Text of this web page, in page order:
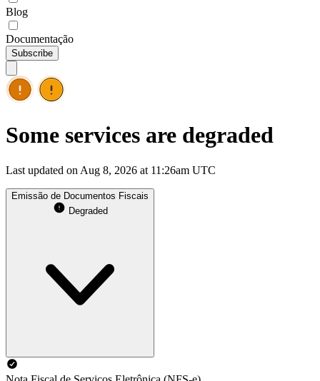
Blog
Documentação
Subscribe
Some services are degraded
Last updated on Aug 8, 2026 at 11:26am UTC
Emissão de Documentos Fiscais
Degraded